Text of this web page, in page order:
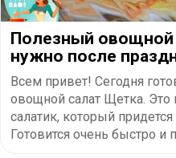
Полезный овощной
нужно после
Всем привет! Сегодня
овощной салат Щетка.
салатик, который
Готовится очень быстро